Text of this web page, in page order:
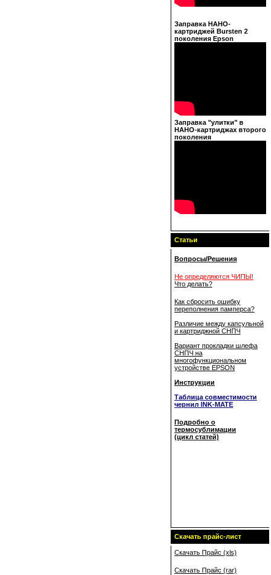
Заправка НАНО-
картриджей Bursten 2
поколения Epson
Заправка "улитки" в
НАНО-картриджах второго
поколения
Статьи
Вопросы/Решения
Не определяются ЧИПЫ!
Что делать?
Как сбросить ошибку
переполнения памперса?
Различие между капсульной
и картриджной СНПЧ
Вариант прокладки шлефа
СНПЧ на
многофункциональном
устройстве EPSON
Инструкции
Таблица совместимости
чернил INK-MATE
Подробно о
термосублимации
(цикл статей)
Скачать прайс-лист
Скачать Прайс (xls)
Скачать Прайс (rar)